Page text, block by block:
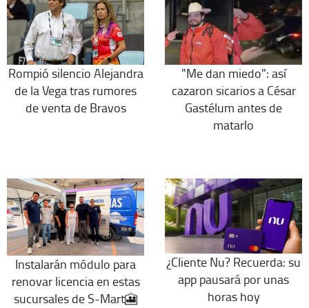
Rompió silencio Alejandra
de la Vega tras rumores
de venta de Bravos
"Me dan miedo": así
cazaron sicarios a César
Gastélum antes de
matarlo
Instalarán módulo para
renovar licencia en estas
sucursales de S-Mart🎦
¿Cliente Nu? Recuerda: su
app pausará por unas
horas hoy